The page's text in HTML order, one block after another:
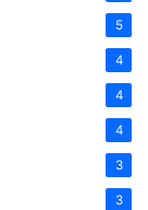
5
4
4
4
3
3